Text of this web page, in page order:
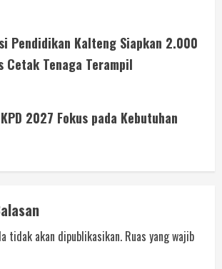
Pendidikan Kalteng Siapkan 2.000
Cetak Tenaga Terampil
2027 Fokus pada Kebutuhan
tidak akan dipublikasikan. Ruas yang wajib